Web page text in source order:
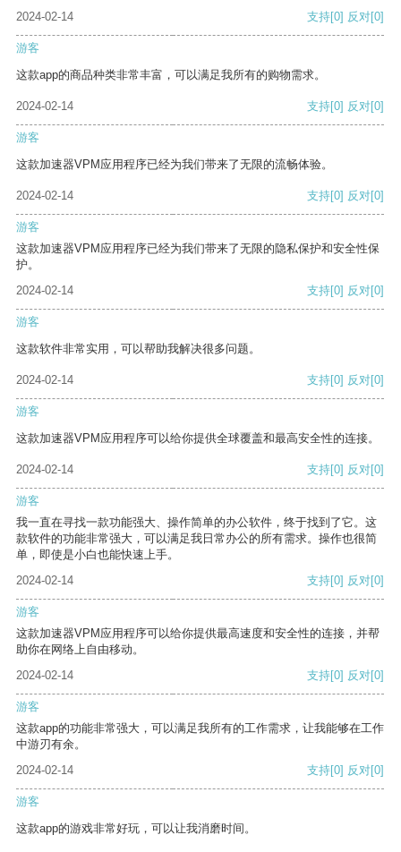
2024-02-14 支持[0] 反对[0]
游客
这款app的商品种类非常丰富，可以满足我所有的购物需求。
2024-02-14 支持[0] 反对[0]
游客
这款加速器VPM应用程序已经为我们带来了无限的流畅体验。
2024-02-14 支持[0] 反对[0]
游客
这款加速器VPM应用程序已经为我们带来了无限的隐私保护和安全性保
护。
2024-02-14
支持[0] 反对[0]
游客
这款软件非常实用，可以帮助我解决很多问题。
2024-02-14 支持[0] 反对[0]
游客
这款加速器VPM应用程序可以给你提供全球覆盖和最高安全性的连接。
2024-02-14 支持[0] 反对[0]
游客
我一直在寻找一款功能强大、操作简单的办公软件，终于找到了它。这
款软件的功能非常强大，可以满足我日常办公的所有需求。操作也很简
单，即使是小白也能快速上手。
2024-02-14
支持[0] 反对[0]
游客
这款加速器VPM应用程序可以给你提供最高速度和安全性的连接，并帮
助你在网络上自由移动。
2024-02-14
支持[0] 反对[0]
游客
这款app的功能非常强大，可以满足我所有的工作需求，让我能够在工作
中游刃有余。
2024-02-14
支持[0] 反对[0]
游客
这款app的游戏非常好玩，可以让我消磨时间。